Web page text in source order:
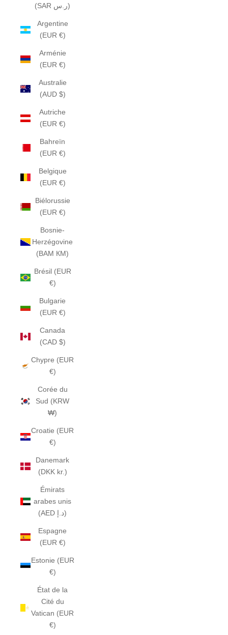
(SAR ر.س)
Argentine
(EUR €)
Arménie
(EUR €)
Australie
(AUD $)
Autriche
(EUR €)
Bahreïn
(EUR €)
Belgique
(EUR €)
Biélorussie
(EUR €)
Bosnie-
Herzégovine
(BAM КМ)
Brésil (EUR
€)
Bulgarie
(EUR €)
Canada
(CAD $)
Chypre (EUR
€)
Corée du
Sud (KRW
₩)
Croatie (EUR
€)
Danemark
(DKK kr.)
Émirats
arabes unis
(AED د.إ)
Espagne
(EUR €)
Estonie (EUR
€)
État de la
Cité du
Vatican (EUR
€)